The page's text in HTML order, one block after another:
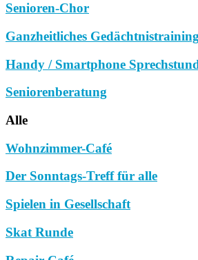
Senioren-Chor
Ganzheitliches Gedächtnistraining
Handy / Smartphone
Seniorenberatung
Alle
Wohnzimmer-Café
Der Sonntags-Treff für alle
Spielen in Gesellschaft
Skat Runde